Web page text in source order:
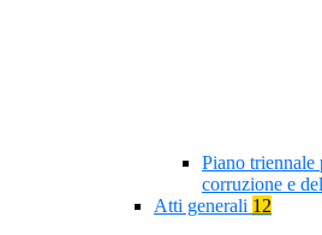
Piano triennale
corruzione e
Atti generali 12